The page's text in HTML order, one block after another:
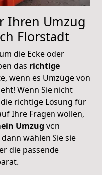
Ihren Umzug
Florstadt
die Ecke oder
das richtige
wenn es Umzüge von
Wenn Sie nicht
richtige Lösung für
Ihre Fragen wollen,
Umzug von
wählen Sie sie
die passende